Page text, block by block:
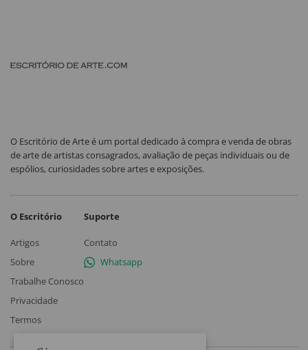
O Escritório de Arte é um portal dedicado à compra e venda de obras
de arte de artistas consagrados, avaliação de peças individuais ou de
espólios, curiosidades sobre artes e exposições.
O Escritório
Artigos
Sobre
Trabalhe Conosco
Privacidade
Termos
Suporte
Contato
Whatsapp